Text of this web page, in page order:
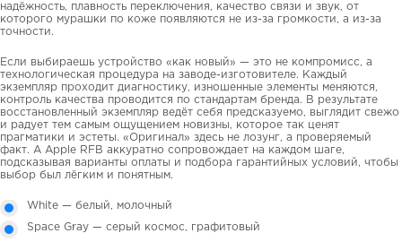
надёжность, плавность переключения, качество связи и звук, от
которого мурашки по коже появляются не из-за громкости, а из-за
точности.
Если выбираешь устройство «как новый» — это не компромисс, а
технологическая процедура на заводе-изготовителе. Каждый
экземпляр проходит диагностику, изношенные элементы меняются,
контроль качества проводится по стандартам бренда. В результате
восстановленный экземпляр ведёт себя предсказуемо, выглядит свежо
и радует тем самым ощущением новизны, которое так ценят
прагматики и эстеты. «Оригинал» здесь не лозунг, а проверяемый
факт. А Apple RFB аккуратно сопровождает на каждом шаге,
подсказывая варианты оплаты и подбора гарантийных условий, чтобы
выбор был лёгким и понятным.
White — белый, молочный
Space Gray — серый космос, графитовый